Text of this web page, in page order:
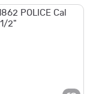
POLICE Cal
2"